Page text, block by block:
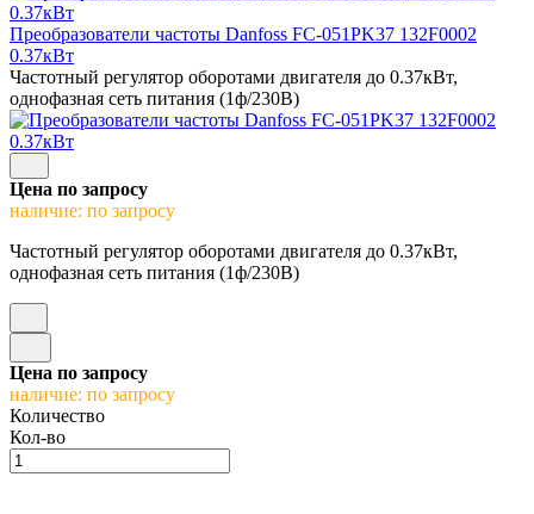
Преобразователи частоты Danfoss FC-051PK37 132F0002
0.37кВт
Частотный регулятор оборотами двигателя до 0.37кВт,
однофазная сеть питания (1ф/230В)
Цена по запросу
наличие: по запросу
Частотный регулятор оборотами двигателя до 0.37кВт,
однофазная сеть питания (1ф/230В)
Цена по запросу
наличие: по запросу
Количество
Кол-во